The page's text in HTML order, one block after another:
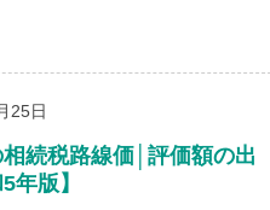
25日
続税路線価│評価額の出
年版】